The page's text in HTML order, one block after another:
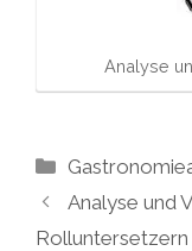
Analyse
Kategorien
Analyse und